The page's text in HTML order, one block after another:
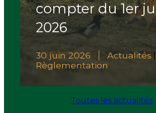
compter du 1er
2026
30 juin 2026 Actualités
Règlementation
Toutes les actualités